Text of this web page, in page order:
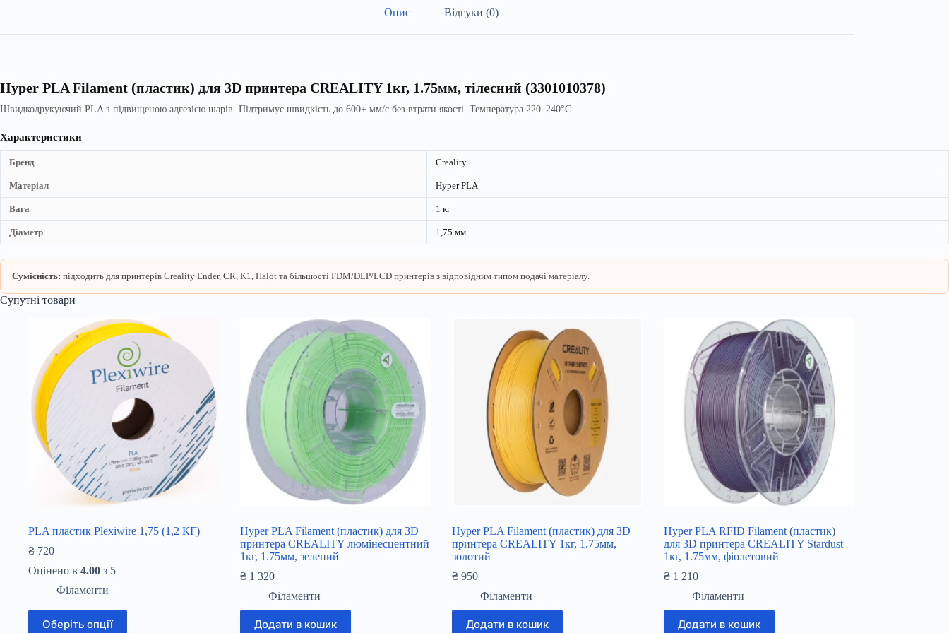
Опис Відгуки (0)
Hyper PLA Filament (пластик) для 3D принтера CREALITY 1кг, 1.75мм, тілесний (3301010378)
Швидкодрукуючий PLA з підвищеною адгезією шарів. Підтримує швидкість до 600+ мм/с без втрати якості. Температура 220–240°C.
Характеристики
Бренд Creality
Матеріал Hyper PLA
Вага 1 кг
Діаметр 1,75 мм
Сумісність: підходить для принтерів Creality Ender, CR, K1, Halot та більшості FDM/DLP/LCD принтерів з відповідним типом подачі матеріалу.
Супутні товари
PLA пластик Plexiwire 1,75 (1,2 КГ)
₴ 720
Оцінено в 4.00 з 5
Філаменти
Оберіть опції
Цей
товар
Hyper PLA Filament (пластик) для 3D
принтера CREALITY люмінесцентний
1кг, 1.75мм, зелений
₴1 320
Філаменти
Додати в кошик
Hyper PLA Filament (пластик) для 3D
принтера CREALITY 1кг, 1.75мм,
золотий
₴950
Філаменти
Додати в кошик
Hyper PLA RFID Filament (пластик)
для 3D принтера CREALITY Stardust
1кг, 1.75мм, фіолетовий
₴1 210
Філаменти
Додати в кошик